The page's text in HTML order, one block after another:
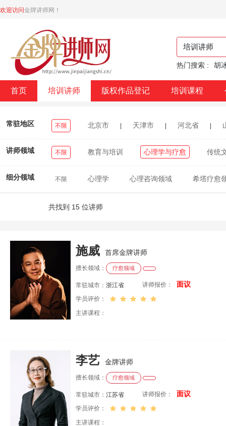
欢迎访问金牌讲师网！
热门搜索 : 胡
首页 培训讲师 版权作品登记 培训课程
常驻地区 不限 北京市 天津市 河北省
浙江省 福建省 |
台湾省 | 香港特别行政区 | 澳门特别行政区
讲师领域 不限 教育与培训 心理学与疗愈 传统
细分领域 不限 心理学 心理咨询领域 希塔疗愈
共找到 15 位讲师
施威 首席金牌讲师
擅长领域： 疗愈领域
常驻城市： 浙江省 讲师报价： 面议
学员评价：
主讲课程：
李艺 金牌讲师
擅长领域： 疗愈领域
常驻城市： 江苏省 讲师报价： 面议
学员评价：
主讲课程：